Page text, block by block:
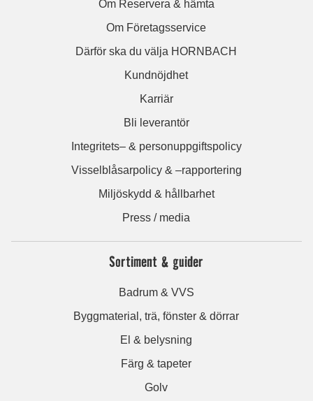
Om Reservera & hämta
Om Företagsservice
Därför ska du välja HORNBACH
Kundnöjdhet
Karriär
Bli leverantör
Integritets– & personuppgiftspolicy
Visselblåsarpolicy & –rapportering
Miljöskydd & hållbarhet
Press / media
Sortiment & guider
Badrum & VVS
Byggmaterial, trä, fönster & dörrar
El & belysning
Färg & tapeter
Golv